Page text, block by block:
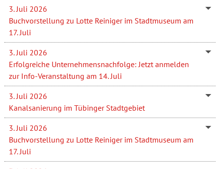
3. Juli 2026
Buchvorstellung zu Lotte Reiniger im Stadtmuseum am
17. Juli
3. Juli 2026
Erfolgreiche Unternehmensnachfolge: Jetzt anmelden
zur Info-Veranstaltung am 14. Juli
3. Juli 2026
Kanalsanierung im Tübinger Stadtgebiet
3. Juli 2026
Buchvorstellung zu Lotte Reiniger im Stadtmuseum am
17. Juli